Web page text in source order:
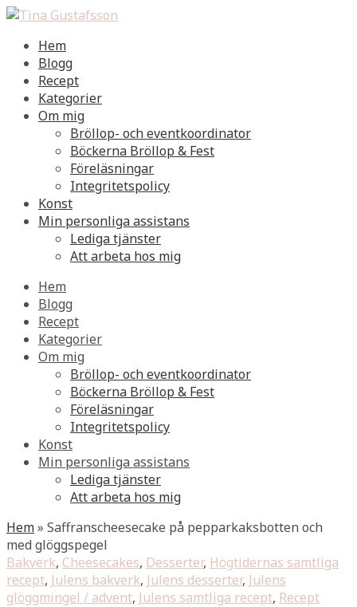
Hem
Blogg
Recept
Kategorier
Om mig
Bröllop- och eventkoordinator
Böckerna Bröllop & Fest
Föreläsningar
Integritetspolicy
Konst
Min personliga assistans
Lediga tjänster
Att arbeta hos mig
Hem
Blogg
Recept
Kategorier
Om mig
Bröllop- och eventkoordinator
Böckerna Bröllop & Fest
Föreläsningar
Integritetspolicy
Konst
Min personliga assistans
Lediga tjänster
Att arbeta hos mig
Hem» Saffranscheesecake på pepparkaksbotten och
med glöggspegel
Bakverk, Cheesecakes, Desserter, Högtidernas samtliga
recept, Julens bakverk, Julens desserter, Julens
glöggmingel / advent, Julens samtliga recept, Recept